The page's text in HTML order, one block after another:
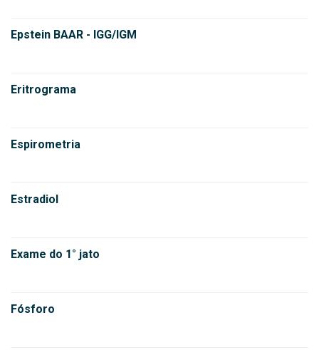
Epstein BAAR - IGG/IGM
Eritrograma
Espirometria
Estradiol
Exame do 1° jato
Fósforo